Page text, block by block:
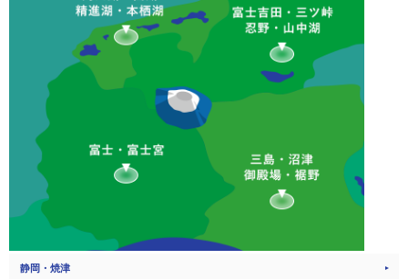
静岡・焼津